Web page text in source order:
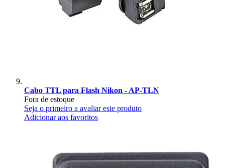
Cabo TTL para Flash Nikon - AP-TLN
Fora de estoque
Seja o primeiro a avaliar este produto
Adicionar aos favoritos